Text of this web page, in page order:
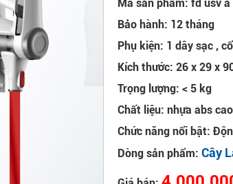
Mã sản phẩm: fd usv a
Bảo hành: 12 tháng
Phụ kiện: 1 dây sạc ,
Kích thước: 26 x 29 x
Trọng lượng: < 5 kg
Chất liệu: nhựa abs
Chức năng nổi bật:
Dòng sản phẩm:Cây